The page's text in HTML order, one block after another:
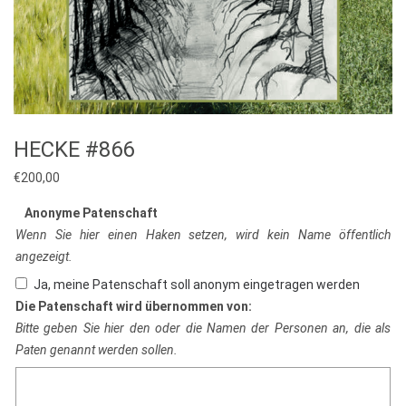
HECKE #866
€200,00
Anonyme Patenschaft
Wenn Sie hier einen Haken setzen, wird kein Name öffentlich
angezeigt.
Ja, meine Patenschaft soll anonym eingetragen werden
Die Patenschaft wird übernommen von:
Bitte geben Sie hier den oder die Namen der Personen an, die als
Paten genannt werden sollen.